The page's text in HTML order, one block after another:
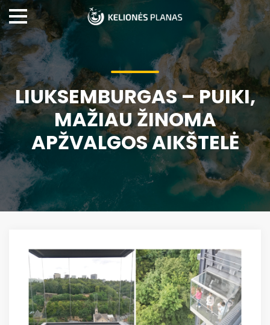
LIUKSEMBURGAS – PUIKI,
MAŽIAU ŽINOMA
APŽVALGOS AIKŠTELĖ